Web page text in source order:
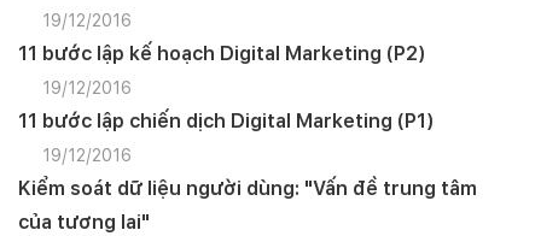
19/12/2016
11 bước lập kế hoạch Digital Marketing (P2)
19/12/2016
11 bước lập chiến dịch Digital Marketing (P1)
19/12/2016
Kiểm soát dữ liệu người dùng: "Vấn đề trung tâm
của tương lai"